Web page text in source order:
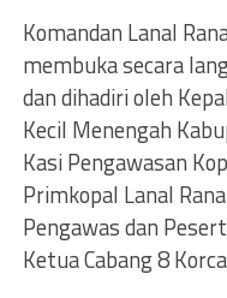
Komandan Lanal
membuka secara
dan dihadiri oleh
Kecil Menengah
Kasi Pengawasan
Primkopal Lanal
Pengawas dan
Ketua Cabang 8